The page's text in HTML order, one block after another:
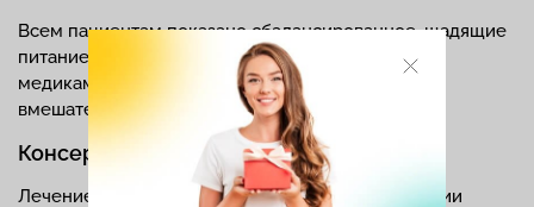
Всем пациентам показано сбалансированное, щадящие
питание, лечебно-охранительный режим и
медикаментозное лечение, хирургическое
вмешательство — по показаниям.
Консервативная терапия
Лечение проводят амбулаторно. В госпитализации